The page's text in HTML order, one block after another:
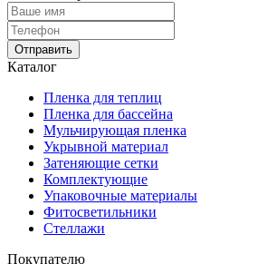
Отправить
Каталог
Пленка для теплиц
Пленка для бассейна
Мульчирующая пленка
Укрывной материал
Затеняющие сетки
Комплектующие
Упаковочные материалы
Фитосветильники
Стеллажи
Покупателю